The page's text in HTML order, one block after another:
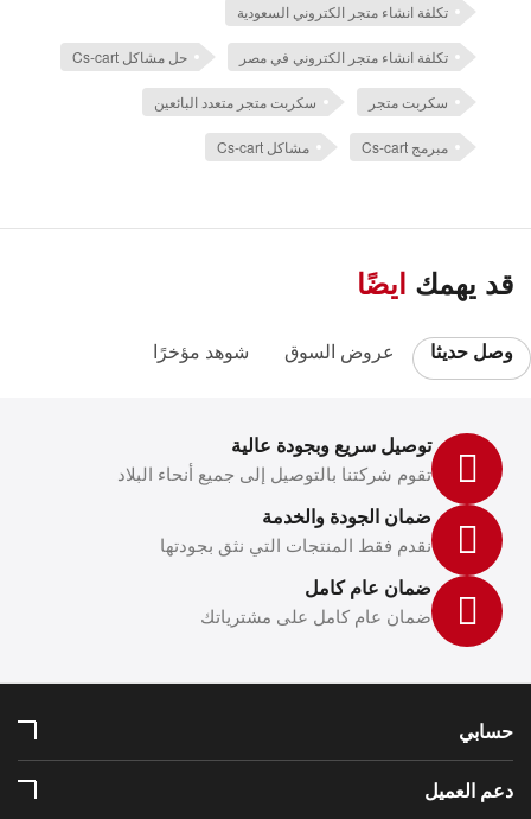
تكلفة انشاء متجر الكتروني السعودية
تكلفة انشاء متجر الكتروني في مصر حل مشاكل Cs-cart
سكربت متجر سكربت متجر متعدد البائعين
مبرمج Cs-cart مشاكل Cs-cart
قد يهمك ايضًا
وصل حديثا عروض السوق شوهد مؤخرًا
توصيل سريع وبجودة عالية
تقوم شركتنا بالتوصيل إلى جميع أنحاء البلاد
ضمان الجودة والخدمة
نقدم فقط المنتجات التي نثق بجودتها
ضمان عام كامل
ضمان عام كامل على مشترياتك
حسابي
دعم العميل